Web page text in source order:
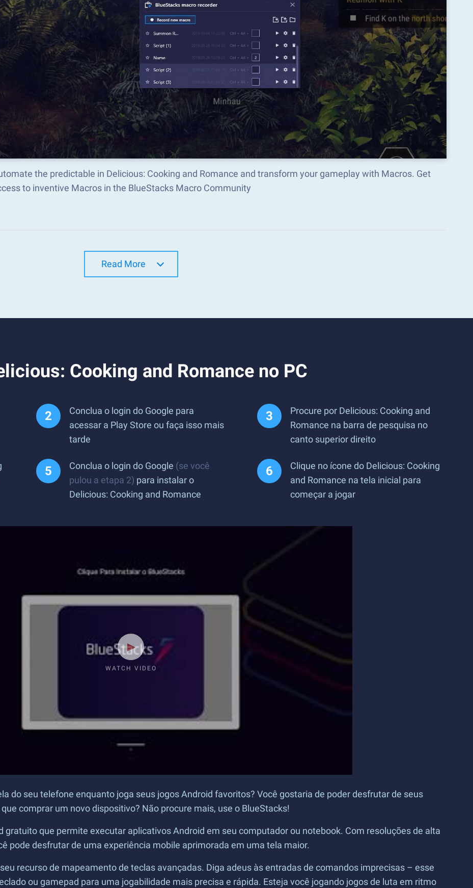
the predictable in Delicious: Cooking and Romance and transform your gameplay with Macros. Get
to inventive Macros in the BlueStacks Macro Community
Read More
Cooking and Romance no PC
Conclua o login do Google para
acessar a Play Store ou faça isso mais
tarde
Procure por Delicious: Cooking and
Romance na barra de pesquisa no
canto superior direito
Conclua o login do Google (se você
pulou a etapa 2) para instalar o
Delicious: Cooking and Romance
Clique no ícone do Delicious: Cooking
and Romance na tela inicial para
começar a jogar
WATCH VIDEO
do seu telefone enquanto joga seus jogos Android favoritos? Você gostaria de poder desfrutar de seus
comprar um novo dispositivo? Não procure mais, use o BlueStacks!
gratuito que permite executar aplicativos Android em seu computador ou notebook. Com resoluções de alta
pode desfrutar de uma experiência mobile aprimorada em uma tela maior.
recurso de mapeamento de teclas avançadas. Diga adeus às entradas de comandos imprecisas – esse
ou gamepad para uma jogabilidade mais precisa e rápida. Esteja você jogando jogos de luta em ritmo